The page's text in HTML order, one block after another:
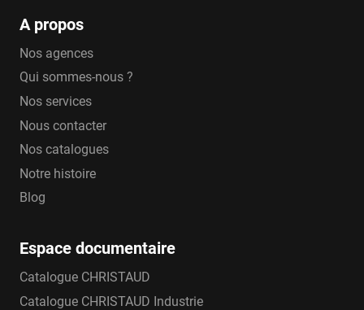
A propos
Nos agences
Qui sommes-nous ?
Nos services
Nous contacter
Nos catalogues
Notre histoire
Blog
Espace documentaire
Catalogue CHRISTAUD
Catalogue CHRISTAUD Industrie